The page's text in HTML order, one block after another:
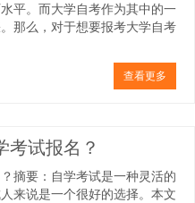
平。而大学自考作为其中的一
那么，对于想要报考大学自考
查看更多
考试报名？
摘要：自学考试是一种灵活的
来说是一个很好的选择。本文